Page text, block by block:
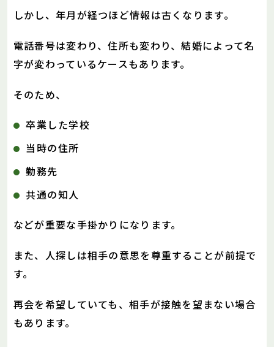
しかし、年月が経つほど情報は古くなります。
電話番号は変わり、住所も変わり、結婚によって名
字が変わっているケースもあります。
そのため、
卒業した学校
当時の住所
勤務先
共通の知人
などが重要な手掛かりになります。
また、人探しは相手の意思を尊重することが前提で
す。
再会を希望していても、相手が接触を望まない場合
もあります。